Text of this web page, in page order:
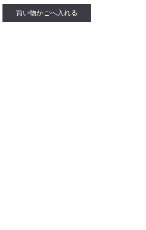
買い物かごへ入れる